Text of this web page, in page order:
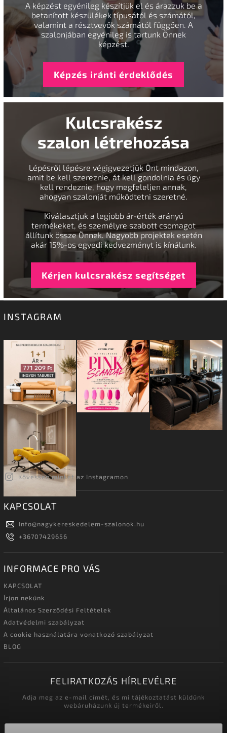
A képzést egyénileg készítjük el és árazzuk be a
betanított készülékek típusától és számától,
valamint a résztvevők számától függően. A
szalonjában egyénileg is tartunk Önnek
képzést.
Képzés iránti érdeklődés
Kulcsrakész
szalon létrehozása
Lépésről lépésre végigvezetjük Önt mindazon,
amit be kell szereznie, át kell gondolnia és úgy
kell rendeznie, hogy megfeleljen annak,
ahogyan szalonját működtetni szeretné.
Kiválasztjuk a legjobb ár-érték arányú
termékeket, és személyre szabott csomagot
állítunk össze Önnek. Nagyobb projektek esetén
akár 15%-os egyedi kedvezményt is kínálunk.
Kérjen kulcsrakész segítséget
INSTAGRAM
Kövessen minket az Instagramon
KAPCSOLAT
Info@nagykereskedelem-szalonok.hu
+36707429656
INFORMACE PRO VÁS
KAPCSOLAT
Írjon nekünk
Általános Szerződési Feltételek
Adatvédelmi szabályzat
A cookie használatára vonatkozó szabályzat
BLOG
FELIRATKOZÁS HÍRLEVÉLRE
Adja meg az e-mail címét, és mi tájékoztatást küldünk
webáruházunk új termékeiről.